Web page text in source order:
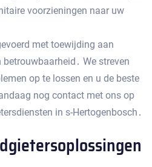
voorzieningen naar uw
met toewijding aan
We streven
op te lossen en u de beste
nog contact met ons op
in s-Hertogenbosch․